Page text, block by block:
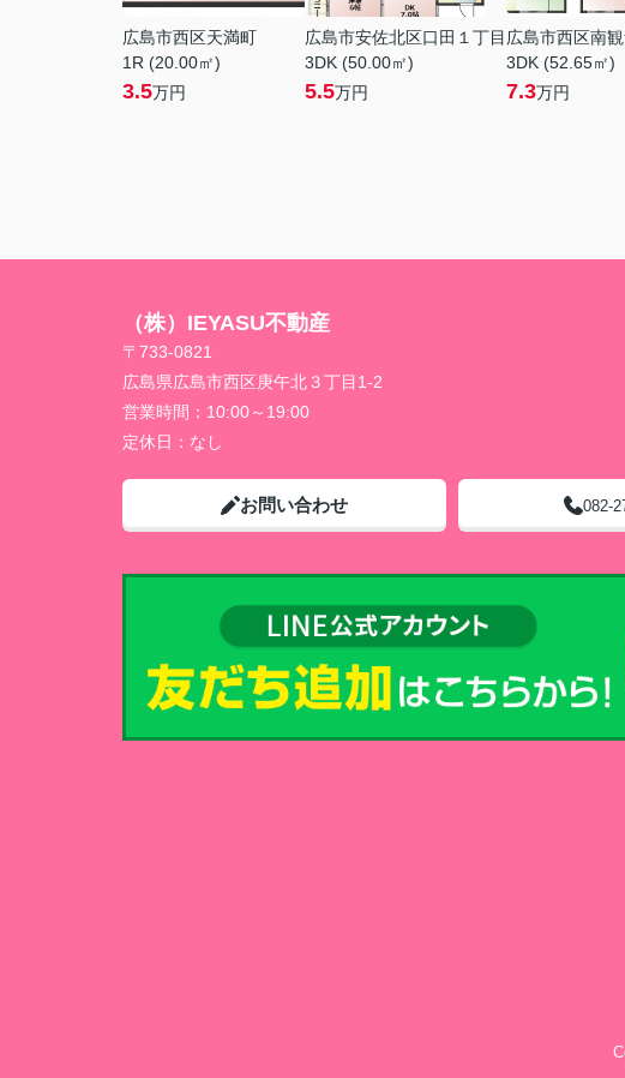
広島市西区天満町
1R (20.00㎡)
3.5万円
広島市安佐北区口田１丁目
3DK (50.00㎡)
5.5万円
広島市西区南
3DK (52.65㎡)
7.3万円
（株）IEYASU不動産
〒733-0821
広島県広島市西区庚午北３丁目1-2
営業時間： 10:00～19:00
定休日： なし
お問い合わせ 082-